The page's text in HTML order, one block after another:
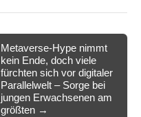
Metaverse-Hype nimmt
kein Ende, doch viele
fürchten sich vor digitaler
Parallelwelt – Sorge bei
jungen Erwachsenen am
größten →